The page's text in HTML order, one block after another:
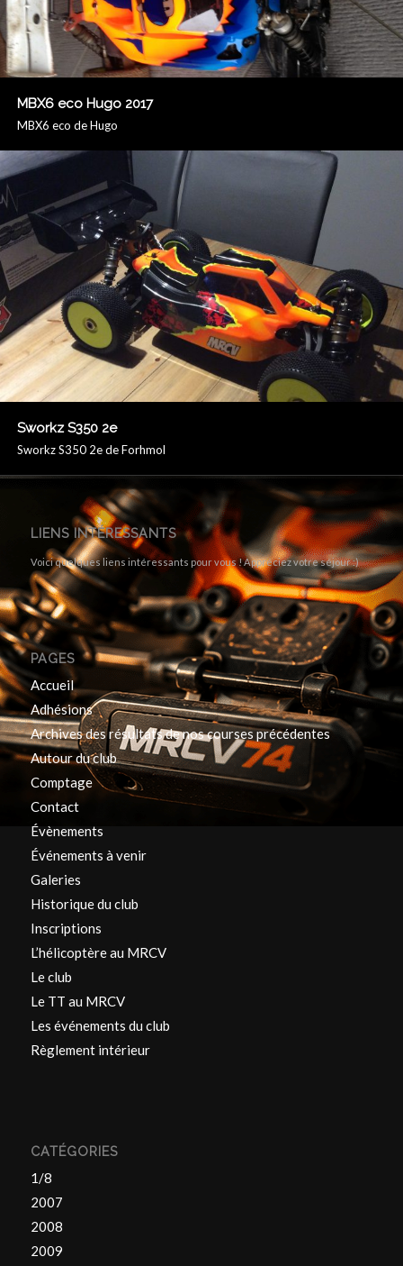
MBX6 eco Hugo 2017
MBX6 eco de Hugo
Sworkz S350 2e
Sworkz S350 2e de Forhmol
LIENS INTÉRESSANTS
Voici quelques liens intéressants pour vous ! Appréciez votre séjour :)
PAGES
Accueil
Adhésions
Archives des résultats de nos courses précédentes
Autour du club
Comptage
Contact
Évènements
Événements à venir
Galeries
Historique du club
Inscriptions
L’hélicoptère au MRCV
Le club
Le TT au MRCV
Les événements du club
Règlement intérieur
CATÉGORIES
1/8
2007
2008
2009